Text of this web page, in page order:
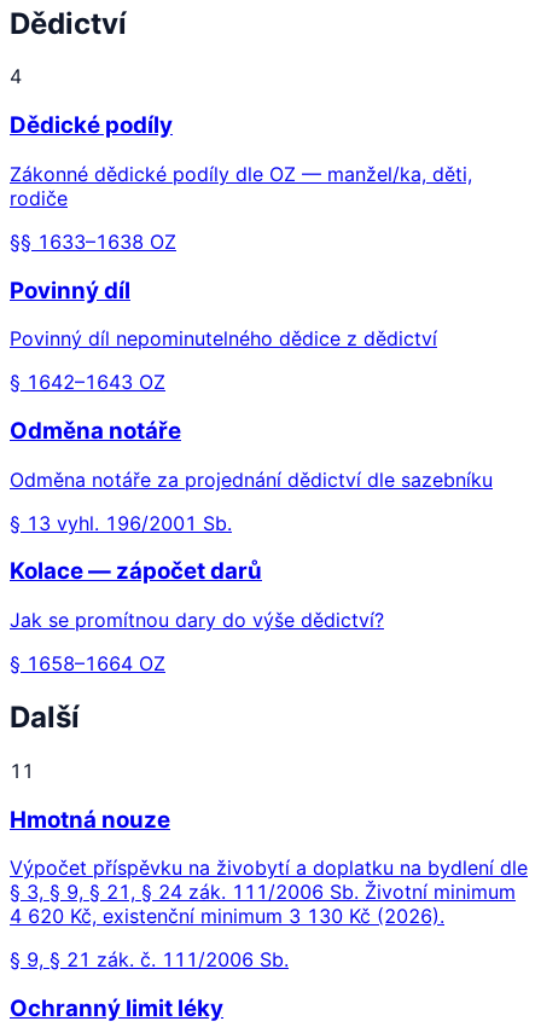
Dědictví
4
Dědické podíly
Zákonné dědické podíly dle OZ — manžel/ka, děti,
rodiče
§§ 1633–1638 OZ
Povinný díl
Povinný díl nepominutelného dědice z dědictví
§ 1642–1643 OZ
Odměna notáře
Odměna notáře za projednání dědictví dle sazebníku
§ 13 vyhl. 196/2001 Sb.
Kolace — zápočet darů
Jak se promítnou dary do výše dědictví?
§ 1658–1664 OZ
Další
11
Hmotná nouze
Výpočet příspěvku na živobytí a doplatku na bydlení dle
§ 3, § 9, § 21, § 24 zák. 111/2006 Sb. Životní minimum
4 620 Kč, existenční minimum 3 130 Kč (2026).
§ 9, § 21 zák. č. 111/2006 Sb.
Ochranný limit léky